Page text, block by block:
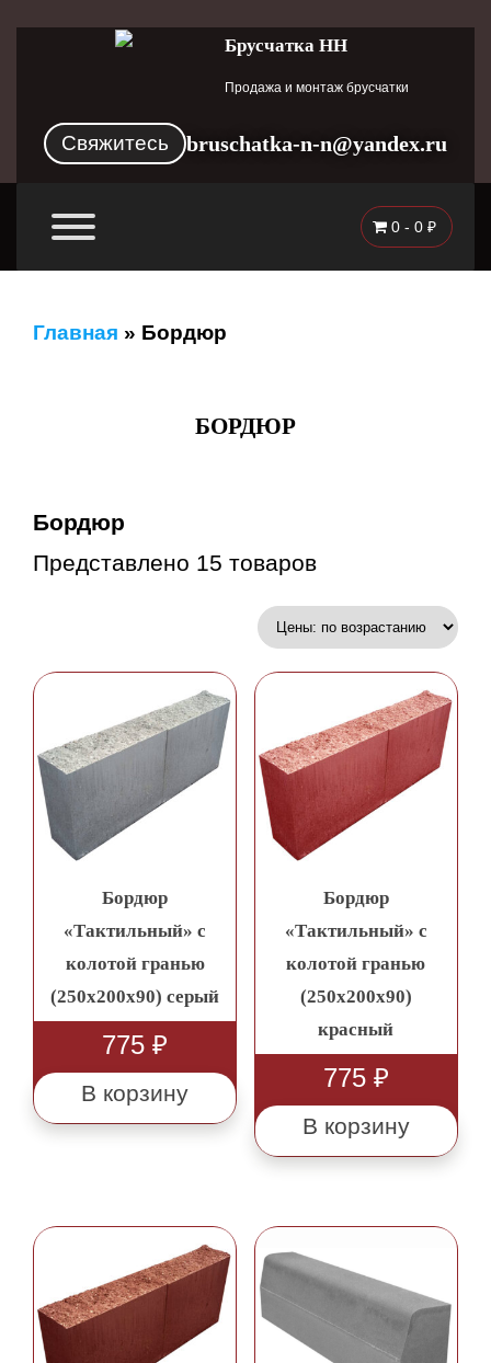
Брусчатка НН
Продажа и монтаж брусчатки
Свяжитесь bruschatka-n-n@yandex.ru
0 - 0 ₽
Главная » Бордюр
БОРДЮР
Бордюр
Представлено 15 товаров
Бордюр
«Тактильный» с
колотой гранью
(250х200х90) серый
775₽
В корзину
Бордюр
«Тактильный» с
колотой гранью
(250х200х90)
красный
775 ₽
В корзину